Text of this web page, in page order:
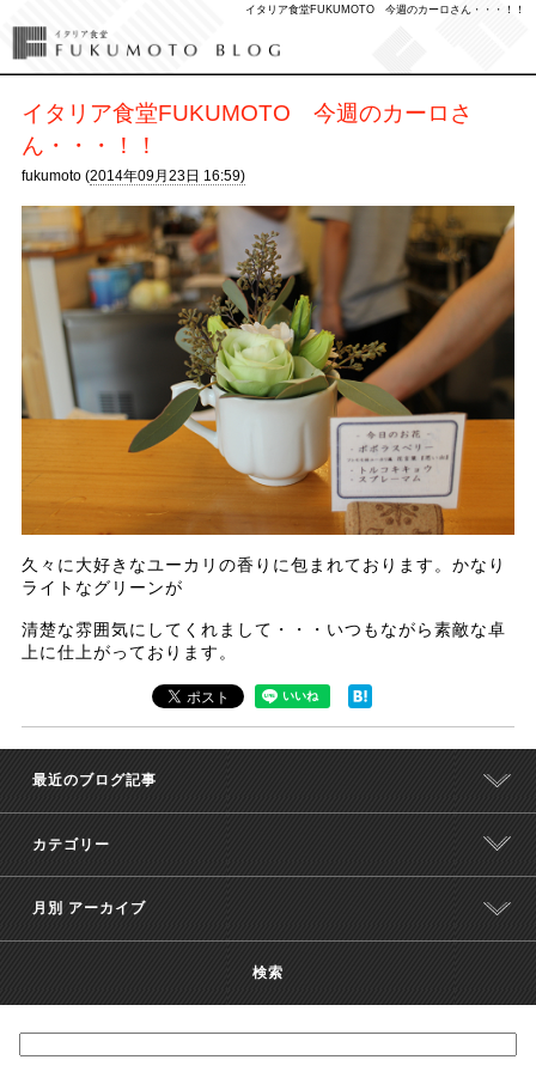
イタリア食堂FUKUMOTO 今週のカーロさん・・・！！
イタリア食堂FUKUMOTO 今週のカーロさ
ん・・・！！
fukumoto (2014年09月23日 16:59)
久々に大好きなユーカリの香りに包まれております。かなり
ライトなグリーンが
清楚な雰囲気にしてくれまして・・・いつもながら素敵な卓
上に仕上がっております。
最近のブログ記事
カテゴリー
月別 アーカイブ
検索